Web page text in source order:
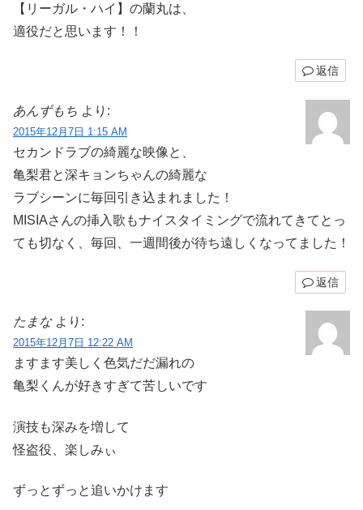
【リーガル・ハイ】の蘭丸は、
適役だと思います！！
返信
あんずもち より:
2015年12月7日 1:15 AM
セカンドラブの綺麗な映像と、
亀梨君と深キョンちゃんの綺麗な
ラブシーンに毎回引き込まれました！
MISIAさんの挿入歌もナイスタイミングで流れてきてとっ
ても切なく、毎回、一週間後が待ち遠しくなってました！
返信
たまな より:
2015年12月7日 12:22 AM
ますます美しく色気だだ漏れの
亀梨くんが好きすぎて苦しいです
演技も深みを増して
怪盗役、楽しみぃ
ずっとずっと追いかけます